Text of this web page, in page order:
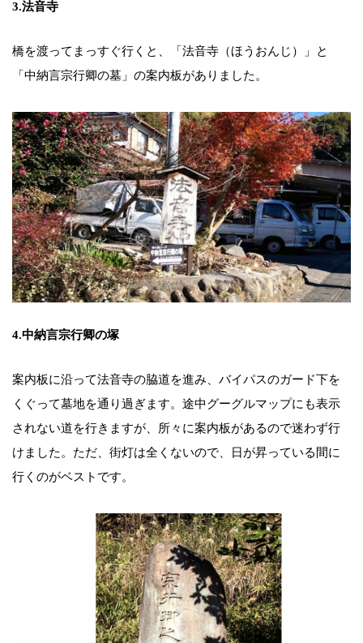
3.法音寺
橋を渡ってまっすぐ行くと、「法音寺（ほうおんじ）」と
「中納言宗行卿の墓」の案内板がありました。
4.中納言宗行卿の塚
案内板に沿って法音寺の脇道を進み、バイパスのガード下を
くぐって墓地を通り過ぎます。途中グーグルマップにも表示
されない道を行きますが、所々に案内板があるので迷わず行
けました。ただ、街灯は全くないので、日が昇っている間に
行くのがベストです。